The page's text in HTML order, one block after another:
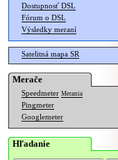
Dostupnosť DSL
Fórum o DSL
Výsledky meraní
Satelitná mapa SR
Merače
Speedmeter Merania
Pingmeter
Googlemeter
Hľadanie